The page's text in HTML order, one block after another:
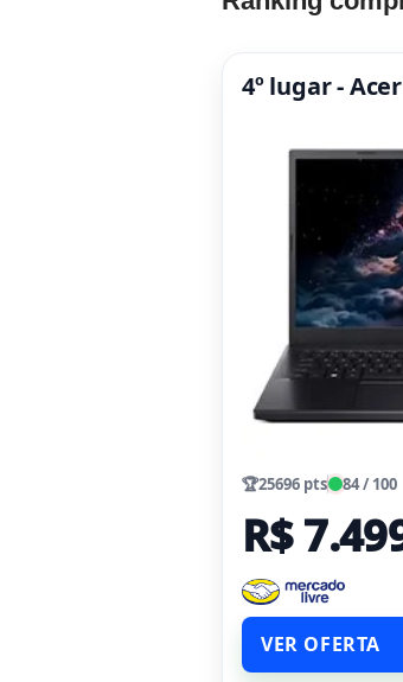
4º lugar -
🏆25696 pts 84 / 100
R$
VER OFERTA